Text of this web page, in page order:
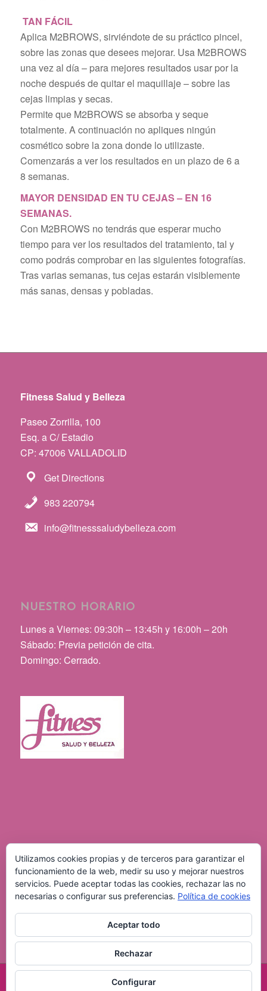
TAN FÁCIL
Aplica M2BROWS, sirviéndote de su práctico pincel,
sobre las zonas que desees mejorar. Usa M2BROWS
una vez al día – para mejores resultados usar por la
noche después de quitar el maquillaje – sobre las
cejas limpias y secas.
Permite que M2BROWS se absorba y seque
totalmente. A continuación no apliques ningún
cosmético sobre la zona donde lo utilizaste.
Comenzarás a ver los resultados en un plazo de 6 a
8 semanas.
MAYOR DENSIDAD EN TU CEJAS – EN 16
SEMANAS.
Con M2BROWS no tendrás que esperar mucho
tiempo para ver los resultados del tratamiento, tal y
como podrás comprobar en las siguientes fotografías.
Tras varias semanas, tus cejas estarán visiblemente
más sanas, densas y pobladas.
Fitness Salud y Belleza
Paseo Zorrilla, 100
Esq. a C/ Estadio
CP: 47006 VALLADOLID
Get Directions
983 220794
info@fitnesssaludybelleza.com
NUESTRO HORARIO
Lunes a Viernes: 09:30h – 13:45h y 16:00h – 20h
Sábado: Previa petición de cita.
Domingo: Cerrado.
Utilizamos cookies propias y de terceros para garantizar el
funcionamiento de la web, medir su uso y mejorar nuestros
servicios. Puede aceptar todas las cookies, rechazar las no
necesarias o configurar sus preferencias. Política de cookies
Aceptar todo
Rechazar
Configurar